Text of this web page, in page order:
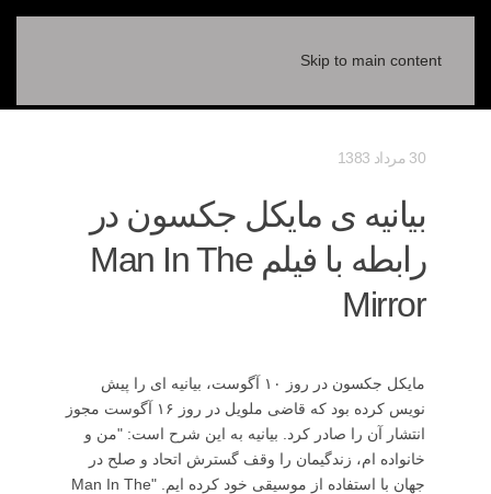
Skip to main content
30 مرداد 1383
بیانیه ی مایکل جکسون در
رابطه با فیلم Man In The
Mirror
مایکل جکسون در روز ۱۰ آگوست، بیانیه ای را پیش
نویس کرده بود که قاضی ملویل در روز ۱۶ آگوست مجوز
انتشار آن را صادر کرد. بیانیه به این شرح است: "من و
خانواده ام، زندگیمان را وقف گسترش اتحاد و صلح در
جهان با استفاده از موسیقی خود کرده ایم. "Man In The